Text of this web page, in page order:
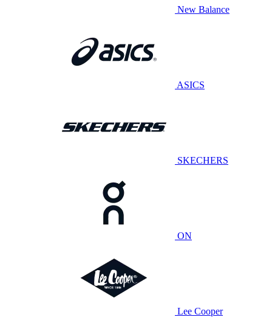
New Balance
ASICS
SKECHERS
ON
Lee Cooper